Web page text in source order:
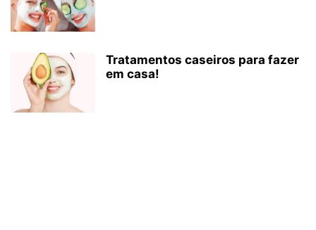
Tratamentos caseiros para fazer
em casa!